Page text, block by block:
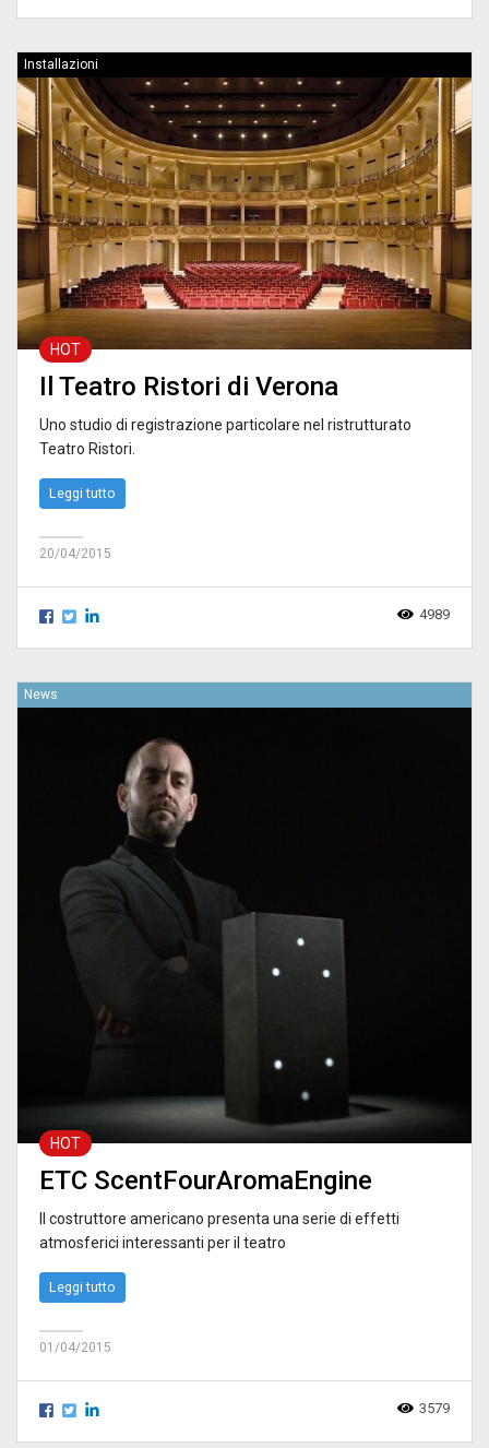
Installazioni
HOT
Il Teatro Ristori di Verona
Uno studio di registrazione particolare nel ristrutturato
Teatro Ristori.
Leggi tutto
20/04/2015
4989
News
HOT
ETC ScentFourAromaEngine
Il costruttore americano presenta una serie di effetti
atmosferici interessanti per il teatro
Leggi tutto
01/04/2015
3579